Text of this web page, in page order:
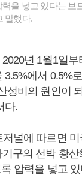
을 넣고 있다는 보
말했다.
년 1월1일
3.5%에서 0.5%
성비의 원인이
다.
널에 따르면
구의 선박 황
압력을 넣고